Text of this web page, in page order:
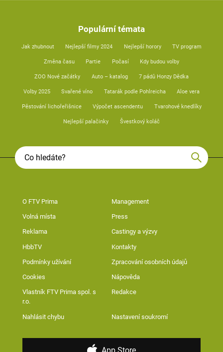
Populární témata
Jak zhubnout Nejlepší filmy 2024 Nejlepší horory TV program
Změna času Partie Počasí Kdy budou volby
ZOO Nové začátky Auto – katalog 7 pádů Honzy Dědka
Volby 2025 Svařené víno Tatarák podle Pohlreicha Aloe vera
Pěstování lichořeřišnice Výpočet ascendentu Tvarohové knedlíky
Nejlepší palačinky Švestkový koláč
O FTV Prima Management
Volná místa Press
Reklama Castingy a výzvy
HbbTV Kontakty
Podmínky užívání Zpracování osobních údajů
Cookies Nápověda
Vlastník FTV Prima spol. s
r.o.
Redakce
Nahlásit chybu Nastavení soukromí